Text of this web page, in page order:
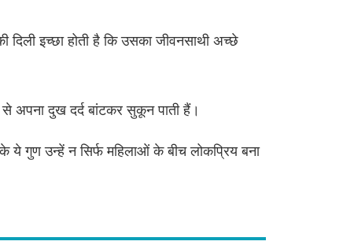
इच्छा होती है कि उसका जीवनसाथी अच्छे
अपना दुख दर्द बांटकर सुकून पाती हैं।
गुण उन्हें न सिर्फ महिलाओं के बीच लोकप्रिय बना